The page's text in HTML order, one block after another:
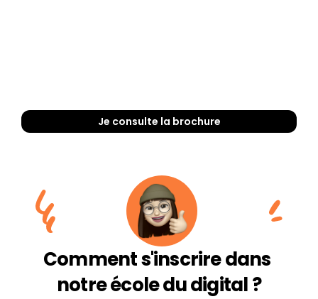
Augmenter le trafic organique et payant tout en
réduisant les coûts d'acquisition.
Anticiper les tendances digitales grâce à l
Je consulte la brochure
Comment s'inscrire dans
notre école du digital ?